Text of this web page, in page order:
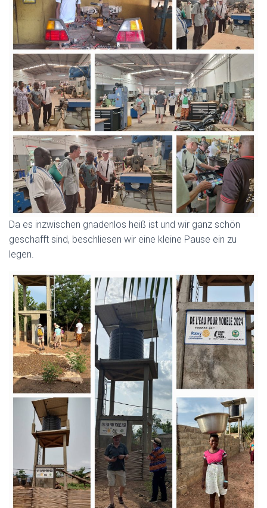
Da es inzwischen gnadenlos heiß ist und wir ganz schön
geschafft sind, beschliesen wir eine kleine Pause ein zu
legen.